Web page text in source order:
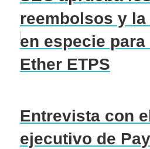
reembolsos y
en especie
Ether ETPS
Entrevista con
ejecutivo de